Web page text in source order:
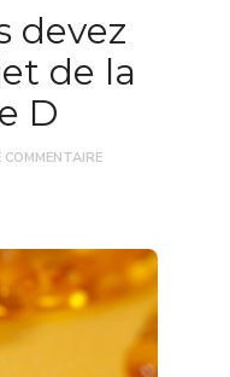
devez
de la
D
COMMENTAIRE